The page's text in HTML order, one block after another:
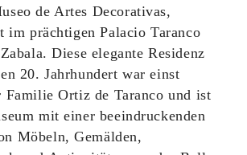
de Artes Decorativas,
im prächtigen Palacio Taranco
Diese elegante Residenz
20. Jahrhundert war einst
Familie Ortiz de Taranco und ist
mit einer beeindruckenden
Möbeln, Gemälden,